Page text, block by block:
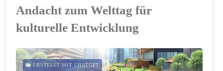
Andacht zum Welttag für
kulturelle Entwicklung
ERSTELLT MIT CHATGPT